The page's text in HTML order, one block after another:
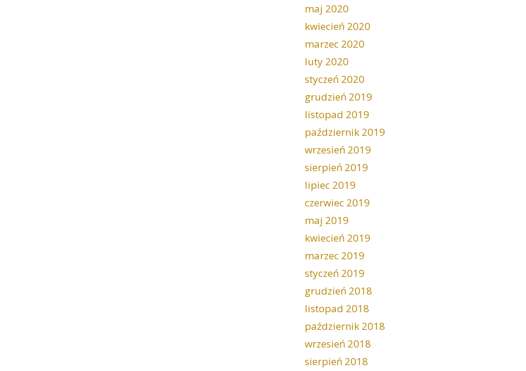
maj 2020
kwiecień 2020
marzec 2020
luty 2020
styczeń 2020
grudzień 2019
listopad 2019
październik 2019
wrzesień 2019
sierpień 2019
lipiec 2019
czerwiec 2019
maj 2019
kwiecień 2019
marzec 2019
styczeń 2019
grudzień 2018
listopad 2018
październik 2018
wrzesień 2018
sierpień 2018